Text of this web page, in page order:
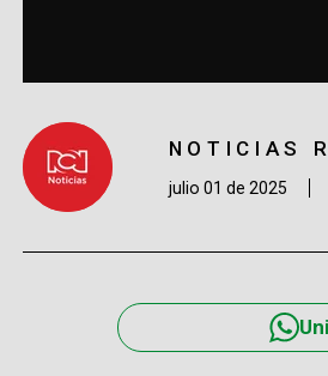
NOTICIAS
julio 01 de 2025